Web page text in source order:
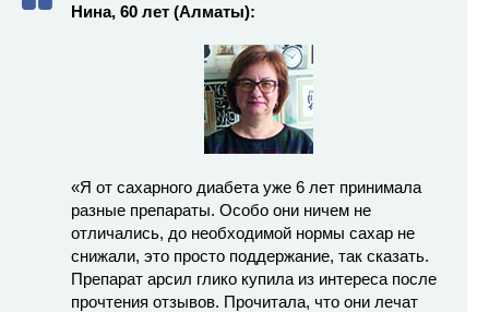
Нина, 60 лет (Алматы):
«Я от сахарного диабета уже 6 лет принимала
разные препараты. Особо они ничем не
отличались, до необходимой нормы сахар не
снижали, это просто поддержание, так сказать.
Препарат арсил глико купила из интереса после
прочтения отзывов. Прочитала, что они лечат